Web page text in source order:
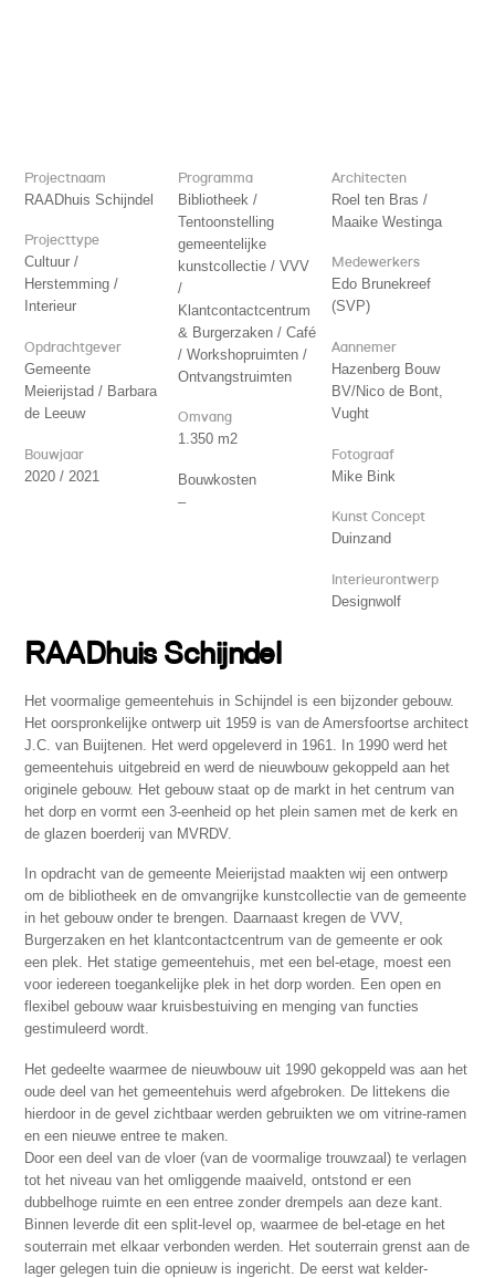
Projectnaam
RAADhuis Schijndel
Projecttype
Cultuur /
Herstemming /
Interieur
Opdrachtgever
Gemeente
Meierijstad / Barbara
de Leeuw
Bouwjaar
2020 / 2021
Programma
Bibliotheek /
Tentoonstelling
gemeentelijke
kunstcollectie / VVV
/
Klantcontactcentrum
& Burgerzaken / Café
/ Workshopruimten /
Ontvangstruimten
Omvang
1.350 m2
Bouwkosten
–
Architecten
Roel ten Bras /
Maaike Westinga
Medewerkers
Edo Brunekreef
(SVP)
Aannemer
Hazenberg Bouw
BV/Nico de Bont,
Vught
Fotograaf
Mike Bink
Kunst Concept
Duinzand
Interieurontwerp
Designwolf
RAADhuis Schijndel
Het voormalige gemeentehuis in Schijndel is een bijzonder gebouw.
Het oorspronkelijke ontwerp uit 1959 is van de Amersfoortse architect
J.C. van Buijtenen. Het werd opgeleverd in 1961. In 1990 werd het
gemeentehuis uitgebreid en werd de nieuwbouw gekoppeld aan het
originele gebouw. Het gebouw staat op de markt in het centrum van
het dorp en vormt een 3-eenheid op het plein samen met de kerk en
de glazen boerderij van MVRDV.
In opdracht van de gemeente Meierijstad maakten wij een ontwerp
om de bibliotheek en de omvangrijke kunstcollectie van de gemeente
in het gebouw onder te brengen. Daarnaast kregen de VVV,
Burgerzaken en het klantcontactcentrum van de gemeente er ook
een plek. Het statige gemeentehuis, met een bel-etage, moest een
voor iedereen toegankelijke plek in het dorp worden. Een open en
flexibel gebouw waar kruisbestuiving en menging van functies
gestimuleerd wordt.
Het gedeelte waarmee de nieuwbouw uit 1990 gekoppeld was aan het
oude deel van het gemeentehuis werd afgebroken. De littekens die
hierdoor in de gevel zichtbaar werden gebruikten we om vitrine-ramen
en een nieuwe entree te maken.
Door een deel van de vloer (van de voormalige trouwzaal) te verlagen
tot het niveau van het omliggende maaiveld, ontstond er een
dubbelhoge ruimte en een entree zonder drempels aan deze kant.
Binnen leverde dit een split-level op, waarmee de bel-etage en het
souterrain met elkaar verbonden werden. Het souterrain grenst aan de
lager gelegen tuin die opnieuw is ingericht. De eerst wat kelder-